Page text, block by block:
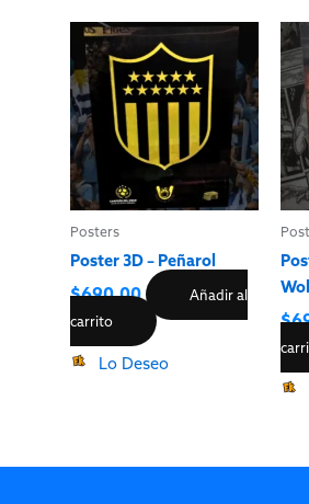
Posters
Poster 3D – Peñarol
$690.00
Añadir al
carrito
Lo Deseo
$